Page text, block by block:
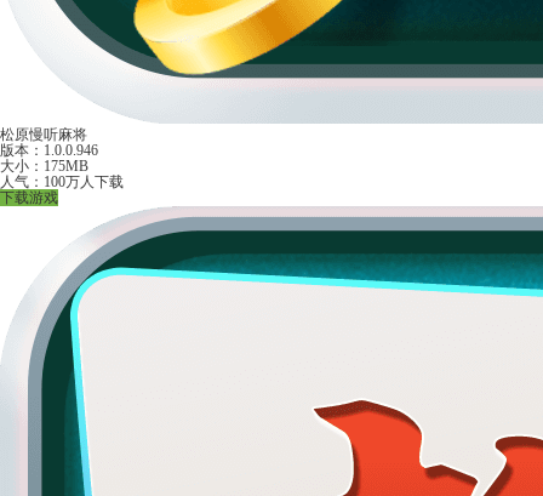
松原慢听麻将
版本：1.0.0.946
大小：175MB
人气：100万人下载
下载游戏